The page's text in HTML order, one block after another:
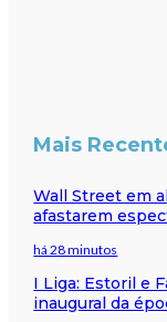
Mais
Wall Street em
afastarem
há 28 minutos
I Liga: Estoril e
inaugural da